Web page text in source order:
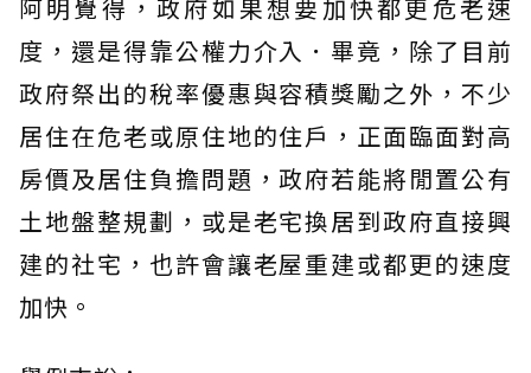
阿明覺得，政府如果想要加快都更危老速
度，還是得靠公權力介入．畢竟，除了目前
政府祭出的稅率優惠與容積獎勵之外，不少
居住在危老或原住地的住戶，正面臨面對高
房價及居住負擔問題，政府若能將閒置公有
土地盤整規劃，或是老宅換居到政府直接興
建的社宅，也許會讓老屋重建或都更的速度
加快。